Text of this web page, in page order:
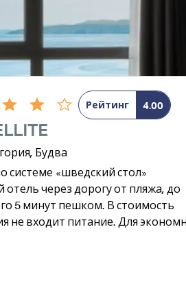
Рейтинг 4.00
Будва
системе «шведский стол»
через дорогу от пляжа, до
5 минут пешком. В стоимость
не входит питание. Для